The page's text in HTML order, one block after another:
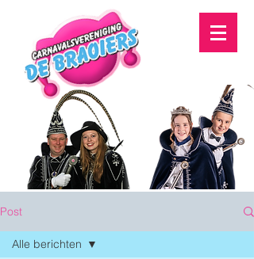
Post
Alle berichten